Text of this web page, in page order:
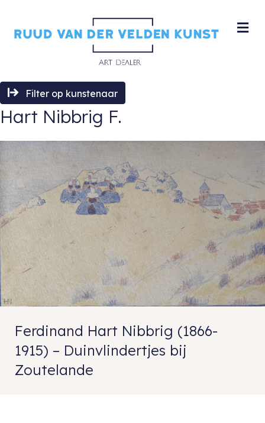
Filter op kunstenaar
Hart Nibbrig F.
Ferdinand Hart Nibbrig (1866-
1915) – Duinvlindertjes bij
Zoutelande